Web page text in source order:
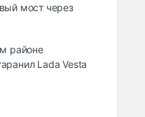
мост через
районе
Lada Vesta